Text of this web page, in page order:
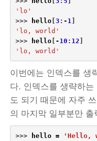
'lo'
>>>
hello[3 : - 1 ]
'lo, world'
>>>
hello[ - 10 : 12 ]
'lo, world'
이번에는 인덱스를 생
다. 인덱스를 생략하
도 되기 때문에 자주
의 마지막 일부분만
>>> hello =
'Hello,